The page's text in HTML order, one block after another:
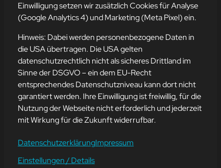
Adresse
mission-webstyle oHG
Bürgermeister-Regitz-Straße 40
66539 Neunkirchen
E-Mail:kontakt@mission-webstyle.de
Navigation
Webseitenerstellung
Webseite mieten
Webseiten Betreuung
Über Uns
Kontakt
Leistungen
Einwilligung setzen wir zusätzlich Cookies für Analyse
(Google Analytics 4) und Marketing (Meta Pixel) ein.
Hinweis: Dabei werden personenbezogene Daten in
die USA übertragen. Die USA gelten
datenschutzrechtlich nicht als sicheres Drittland im
Sinne der DSGVO – ein dem EU-Recht
entsprechendes Datenschutzniveau kann dort nicht
garantiert werden. Ihre Einwilligung ist freiwillig, für die
Nutzung der Webseite nicht erforderlich und jederzeit
mit Wirkung für die Zukunft widerrufbar.
DatenschutzerklärungImpressum
Einstellungen / Details